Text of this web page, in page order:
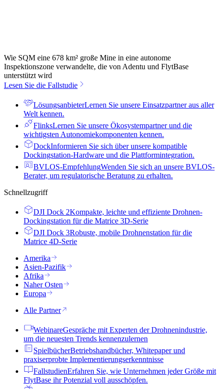
Wie SQM eine 678 km² große Mine in eine autonome
Inspektionszone verwandelte, die von Adentu und FlytBase
unterstützt wird
Lesen Sie die Fallstudie
LösungsanbieterLernen Sie unsere Einsatzpartner aus aller
Welt kennen.
FlinksLernen Sie unsere Ökosystempartner und die
wichtigsten Autonomiekomponenten kennen.
DockInformieren Sie sich über unsere kompatible
Dockingstation-Hardware und die Plattformintegration.
BVLOS-EmpfehlungWenden Sie sich an unsere BVLOS-
Berater, um regulatorische Beratung zu erhalten.
Schnellzugriff
DJI Dock 2Kompakte, leichte und effiziente Drohnen-
Dockingstation für die Matrice 3D-Serie
DJI Dock 3Robuste, mobile Drohnenstation für die
Matrice 4D-Serie
Amerika
Asien-Pazifik
Afrika
Naher Osten
Europa
Alle Partner
WebinareGespräche mit Experten der Drohnenindustrie,
um die neuesten Trends kennenzulernen
SpielbücherBetriebshandbücher, Whitepaper und
praxiserprobte Implementierungserkenntnisse
FallstudienErfahren Sie, wie Unternehmen jeder Größe mit
FlytBase ihr Potenzial voll ausschöpfen.